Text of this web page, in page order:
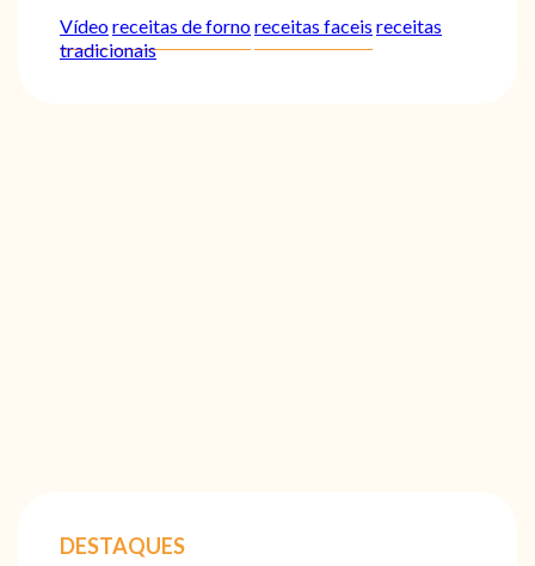
Vídeoreceitas de fornoreceitas faceis receitas
tradicionais
DESTAQUES